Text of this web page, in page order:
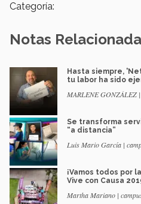
Categoría:
Notas
Hasta siempre,
tu labor ha sido
MARLENE GONZÁLEZ
Se transforma
“a distancia”
Luis Mario García |
¡Vamos todos por
Vive con Causa
Martha Mariano |